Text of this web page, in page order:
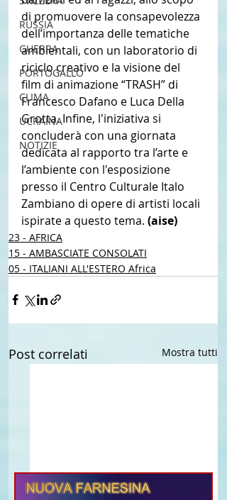
RUSSIA
GUERRA
PORTOGALLO
CLIMA
UCRAINA
NOTIZIE
di promuovere la consapevolezza
dell’importanza delle tematiche
ambientali, con un laboratorio di
riciclo creativo e la visione del
film di animazione “TRASH” di
Francesco Dafano e Luca Della
Grotta. Infine, l'iniziativa si
concluderà con una giornata
dedicata al rapporto tra l’arte e
l’ambiente con l'esposizione
presso il Centro Culturale Italo
Zambiano di opere di artisti locali
ispirate a questo tema. (aise)
23 - AFRICA
15 - AMBASCIATE CONSOLATI
05 - ITALIANI ALL'ESTERO Africa
Post correlati Mostra tutti